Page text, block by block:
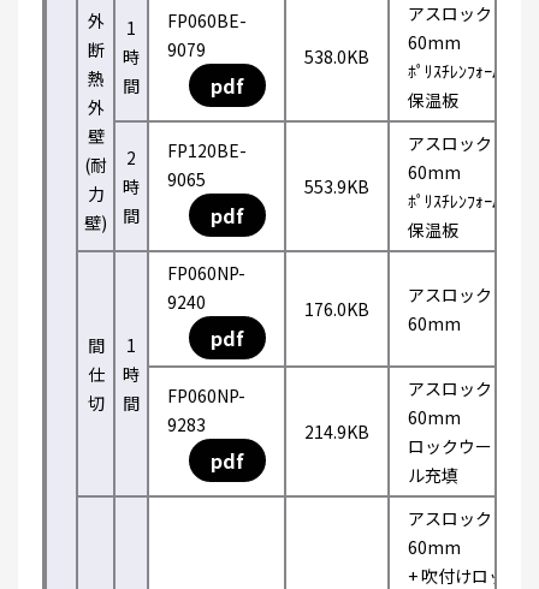
外
断
熱
外
壁
(耐
力
壁)
1
時
間
FP060BE-
9079
pdf
538.0KB
アスロック
60mm
ﾎﾟﾘｽﾁﾚﾝﾌｫｰﾑ
保温板
2
時
間
FP120BE-
9065
pdf
553.9KB
アスロック
60mm
ﾎﾟﾘｽﾁﾚﾝﾌｫｰﾑ
保温板
間
仕
切
1
時
間
FP060NP-
9240
pdf
176.0KB
アスロック
60mm
FP060NP-
9283
pdf
214.9KB
アスロック
60mm
ロックウー
ル充填
アスロック
60mm
+ 吹付けロッ